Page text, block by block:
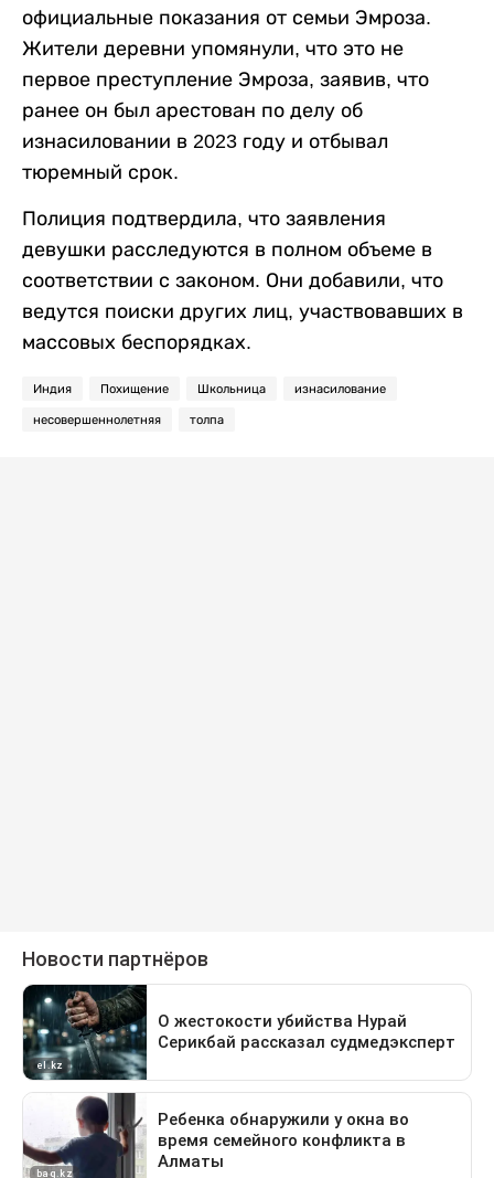
официальные показания от семьи Эмроза.
Жители деревни упомянули, что это не
первое преступление Эмроза, заявив, что
ранее он был арестован по делу об
изнасиловании в 2023 году и отбывал
тюремный срок.
Полиция подтвердила, что заявления
девушки расследуются в полном объеме в
соответствии с законом. Они добавили, что
ведутся поиски других лиц, участвовавших в
массовых беспорядках.
Индия Похищение Школьница изнасилование
несовершеннолетняя толпа